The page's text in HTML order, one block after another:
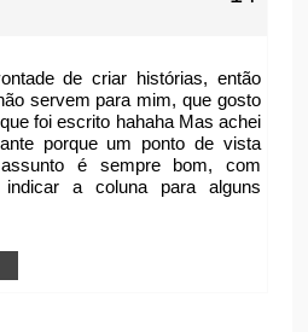
de criar histórias, então
servem para mim, que gosto
foi escrito hahaha Mas achei
porque um ponto de vista
é sempre bom, com
a coluna para alguns